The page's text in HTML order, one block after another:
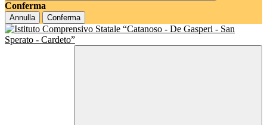
Conferma
Annulla Conferma